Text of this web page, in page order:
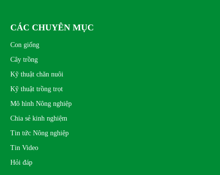
CÁC CHUYÊN MỤC
Con giống
Cây trồng
Kỹ thuật chăn nuôi
Kỹ thuật trồng trọt
Mô hình Nông nghiệp
Chia sẻ kinh nghiệm
Tin tức Nông nghiệp
Tin Video
Hỏi đáp